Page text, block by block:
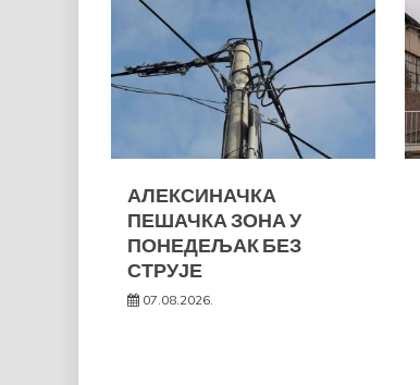
АЛЕКСИНАЧКА
ПЕШАЧКА ЗОНА У
ПОНЕДЕЉАК БЕЗ
СТРУЈЕ
07.08.2026.